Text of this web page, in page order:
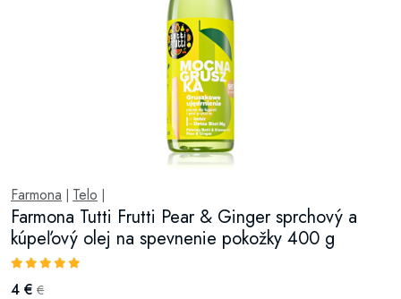
Farmona Telo
Farmona Tutti Frutti Pear & Ginger sprchový a
kúpeľový olej na spevnenie pokožky 400 g
4 € €